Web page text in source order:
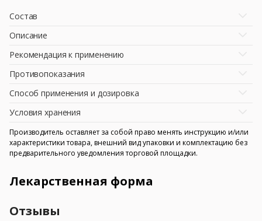
Состав
Описание
Рекомендация к применению
Противопоказания
Способ применения и дозировка
Условия хранения
Производитель оставляет за собой право менять инструкцию и/или
характеристики товара, внешний вид упаковки и комплектацию без
предварительного уведомления торговой площадки.
Лекарственная форма
Отзывы